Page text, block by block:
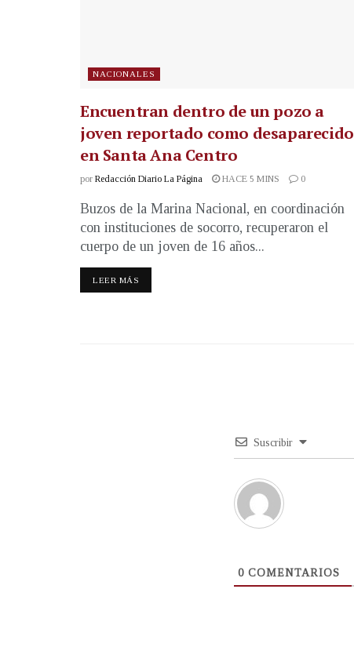
NACIONALES
Encuentran dentro de un pozo a
joven reportado como desaparecido
en Santa Ana Centro
por Redacción Diario La Página HACE 5 MINS 0
Buzos de la Marina Nacional, en coordinación
con instituciones de socorro, recuperaron el
cuerpo de un joven de 16 años...
LEER MÁS
Suscribir
0 COMENTARIOS